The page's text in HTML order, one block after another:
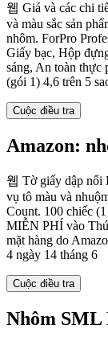
웹 Giá và các chi
và màu sắc sản
nhôm. ForPro
Giấy bạc, Hộp
sáng, An toàn
(gói 1) 4,6 trên 5
Cuộc điều tra
Amazon:
웹 Tờ giấy dập nổi
vụ tô màu và
Count. 100 chiếc
MIỄN PHÍ vào
mặt hàng do
4 ngày 14 tháng 6
Cuộc điều tra
Nhôm